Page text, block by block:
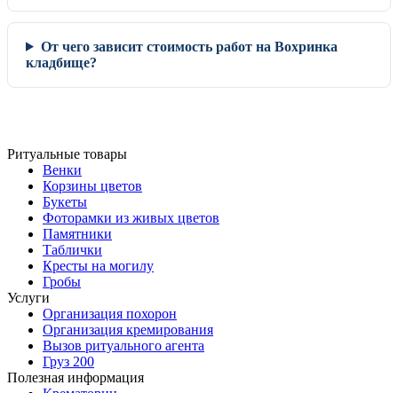
От чего зависит стоимость работ на Вохринка
кладбище?
Ритуальные товары
Венки
Корзины цветов
Букеты
Фоторамки из живых цветов
Памятники
Таблички
Кресты на могилу
Гробы
Услуги
Организация похорон
Организация кремирования
Вызов ритуального агента
Груз 200
Полезная информация